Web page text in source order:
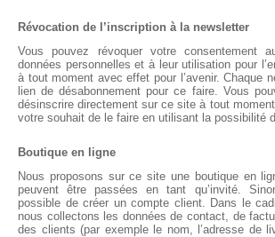
Révocation de l’inscription à la newsletter
Vous pouvez révoquer votre consentement
données personnelles et à leur utilisation pour
à tout moment avec effet pour l’avenir. Chaque
lien de désabonnement pour ce faire. Vous
désinscrire directement sur ce site à tout
votre souhait de le faire en utilisant la possibilité
Boutique en ligne
Nous proposons sur ce site une boutique en
peuvent être passées en tant qu’invité.
possible de créer un compte client. Dans le
nous collectons les données de contact, de
des clients (par exemple le nom, l’adresse de